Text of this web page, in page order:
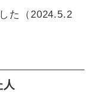
た（2024.5.2
人